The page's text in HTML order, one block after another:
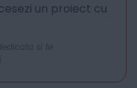
un proiect cu
si te